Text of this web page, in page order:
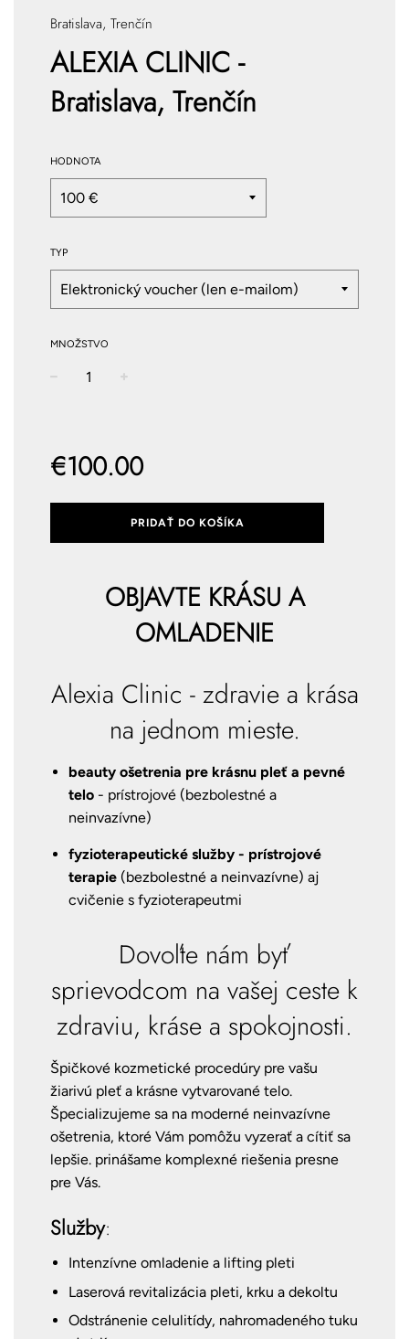
Bratislava, Trenčín
ALEXIA CLINIC -
Bratislava, Trenčín
HODNOTA
TYP
MNOŽSTVO
€100.00
PRIDAŤ DO KOŠÍKA
OBJAVTE KRÁSU A
OMLADENIE
Alexia Clinic - zdravie a krása
na jednom mieste.
beauty ošetrenia pre krásnu pleť a pevné
telo - prístrojové (bezbolestné a
neinvazívne)
fyzioterapeutické služby - prístrojové
terapie (bezbolestné a neinvazívne) aj
cvičenie s fyzioterapeutmi
Dovoľte nám byť
sprievodcom na vašej ceste k
zdraviu, kráse a spokojnosti.
Špičkové kozmetické procedúry pre vašu
žiarivú pleť a krásne vytvarované telo.
Špecializujeme sa na moderné neinvazívne
ošetrenia, ktoré Vám pomôžu vyzerať a cítiť sa
lepšie. prinášame komplexné riešenia presne
pre Vás.
Služby:
Intenzívne omladenie a lifting pleti
Laserová revitalizácia pleti, krku a dekoltu
Odstránenie celulitídy, nahromadeného tuku